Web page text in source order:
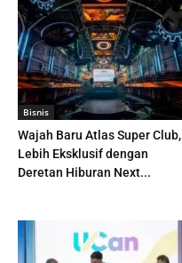
Bisnis
Wajah Baru Atlas Super Club,
Lebih Eksklusif dengan
Deretan Hiburan Next...